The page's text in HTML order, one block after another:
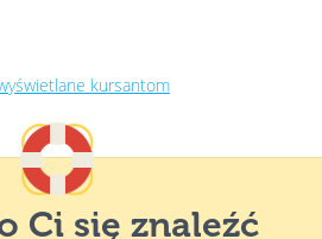
kursantom
Ci się znaleźć